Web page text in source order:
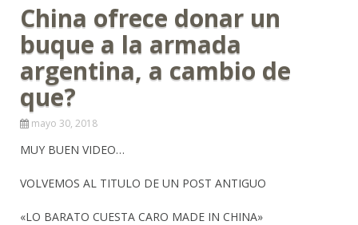
China ofrece donar un
buque a la armada
argentina, a cambio de
que?
mayo 30, 2018
MUY BUEN VIDEO…
VOLVEMOS AL TITULO DE UN POST ANTIGUO
«LO BARATO CUESTA CARO MADE IN CHINA»